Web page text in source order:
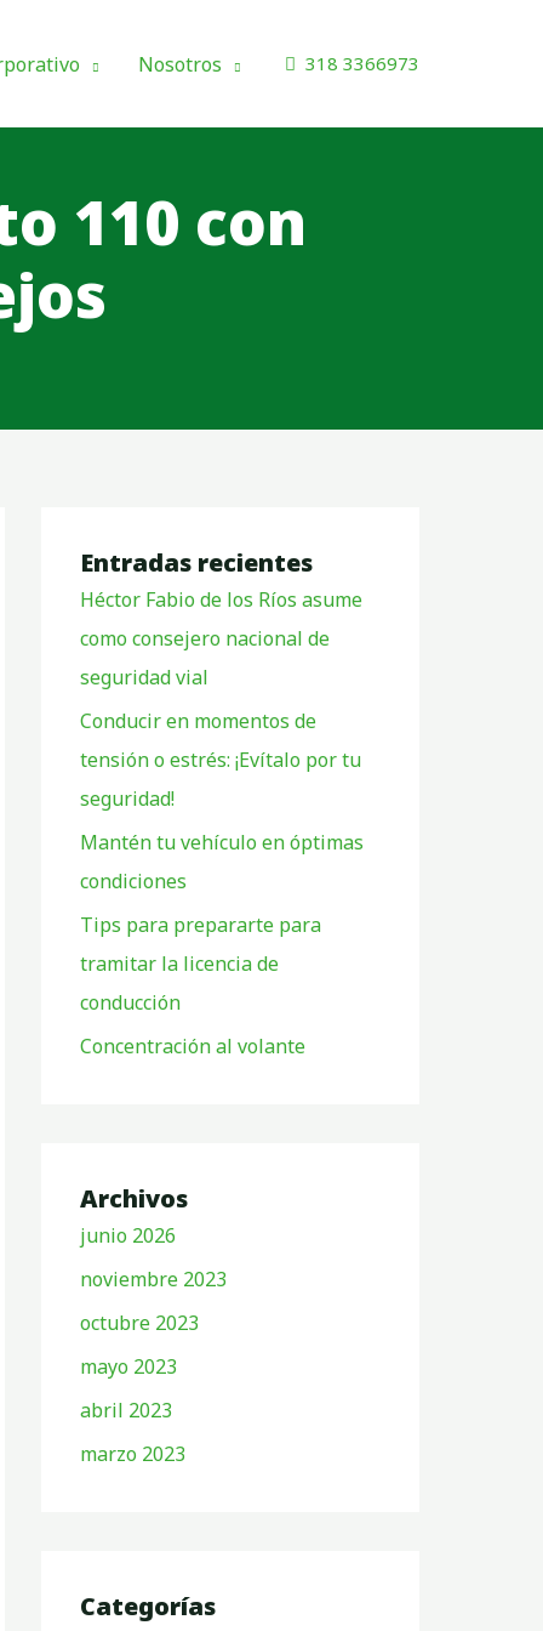
Nosotros 318 3366973
110 con
Entradas recientes
Héctor Fabio de los Ríos asume
como consejero nacional de
seguridad vial
Conducir en momentos de
tensión o estrés: ¡Evítalo por tu
seguridad!
Mantén tu vehículo en óptimas
condiciones
Tips para prepararte para
tramitar la licencia de
conducción
Concentración al volante
Archivos
junio 2026
noviembre 2023
octubre 2023
mayo 2023
abril 2023
marzo 2023
Categorías